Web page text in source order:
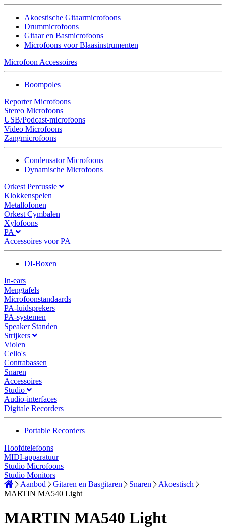
Akoestische Gitaarmicrofoons
Drummicrofoons
Gitaar en Basmicrofoons
Microfoons voor Blaasinstrumenten
Microfoon Accessoires
Boompoles
Reporter Microfoons
Stereo Microfoons
USB/Podcast-microfoons
Video Microfoons
Zangmicrofoons
Condensator Microfoons
Dynamische Microfoons
Orkest Percussie
Klokkenspelen
Metallofonen
Orkest Cymbalen
Xylofoons
PA
Accessoires voor PA
DI-Boxen
In-ears
Mengtafels
Microfoonstandaards
PA-luidsprekers
PA-systemen
Speaker Standen
Strijkers
Violen
Cello's
Contrabassen
Snaren
Accessoires
Studio
Audio-interfaces
Digitale Recorders
Portable Recorders
Hoofdtelefoons
MIDI-apparatuur
Studio Microfoons
Studio Monitors
Aanbod
Gitaren en Basgitaren Snaren
Akoestisch
MARTIN MA540 Light
MARTIN MA540 Light